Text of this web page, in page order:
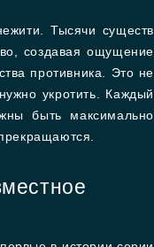
Тысячи существ
создавая ощущение
противника. Это не
укротить. Каждый
быть максимально